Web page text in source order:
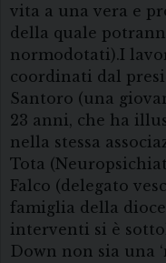
vita a una vera e
della quale
normodotati).I
coordinati dal
Santoro (una
23 anni, che ha
nella stessa
Tota
Falco (delegato
famiglia della
interventi si è
Down non sia una